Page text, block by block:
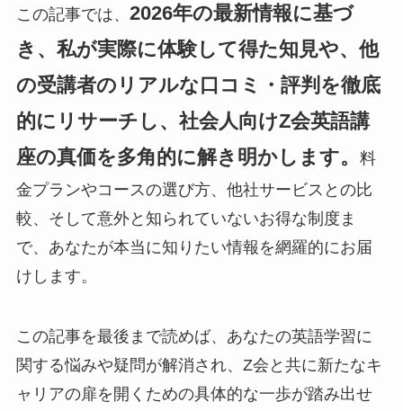
この記事では、 2026年の最新情報に基づ
き、私が実際に体験して得た知見や、他
の受講者のリアルな口コミ・評判を徹底
的にリサーチし、社会人向けZ会英語講
座の真価を多角的に解き明かします。
料
金プランやコースの選び方、他社サービスとの比
較、そして意外と知られていないお得な制度ま
で、あなたが本当に知りたい情報を網羅的にお届
けします。
この記事を最後まで読めば、あなたの英語学習に
関する悩みや疑問が解消され、Z会と共に新たなキ
ャリアの扉を開くための具体的な一歩が踏み出せ